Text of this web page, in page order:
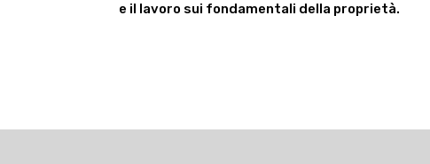
e il lavoro sui fondamentali della proprietà.